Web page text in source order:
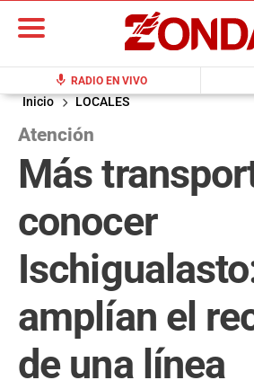
mic RADIO EN VIVO
Inicio LOCALES
Atención
Más
conocer
amplían el
de una línea